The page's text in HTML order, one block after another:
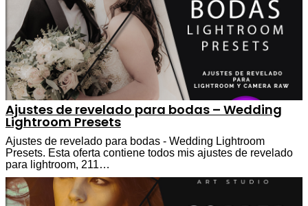
Ajustes de revelado para bodas – Wedding
Lightroom Presets
Ajustes de revelado para bodas - Wedding Lightroom
Presets. Esta oferta contiene todos mis ajustes de revelado
para lightroom, 211…